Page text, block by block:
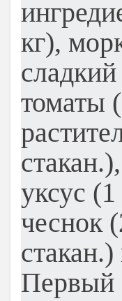
кг),
томаты
уксус
чеснок
Первый